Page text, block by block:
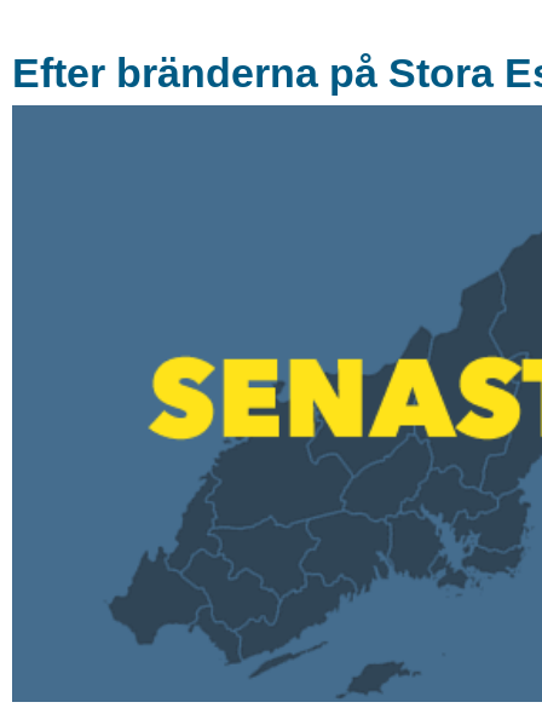
Efter bränderna på Stora